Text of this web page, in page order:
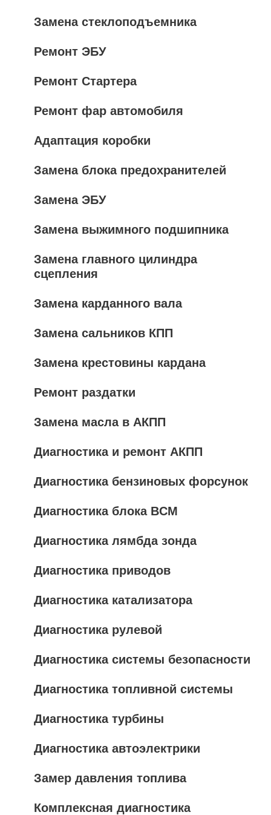
Замена стеклоподъемника
Ремонт ЭБУ
Ремонт Стартера
Ремонт фар автомобиля
Адаптация коробки
Замена блока предохранителей
Замена ЭБУ
Замена выжимного подшипника
Замена главного цилиндра
сцепления
Замена карданного вала
Замена сальников КПП
Замена крестовины кардана
Ремонт раздатки
Замена масла в АКПП
Диагностика и ремонт АКПП
Диагностика бензиновых форсунок
Диагностика блока BCM
Диагностика лямбда зонда
Диагностика приводов
Диагностика катализатора
Диагностика рулевой
Диагностика системы безопасности
Диагностика топливной системы
Диагностика турбины
Диагностика автоэлектрики
Замер давления топлива
Комплексная диагностика